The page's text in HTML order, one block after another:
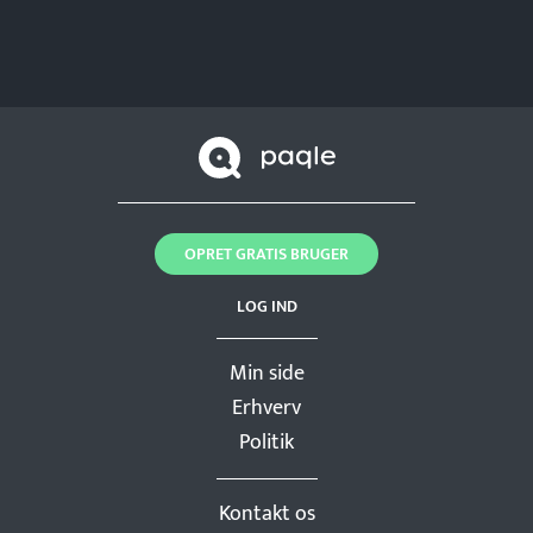
Min side
Erhverv
Politik
Kontakt os
LOG IND
OPRET GRATIS BRUGER